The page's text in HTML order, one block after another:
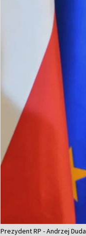
Prezydent RP - Andrzej Duda